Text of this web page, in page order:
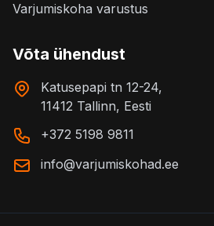
Varjumiskoha varustus
Võta ühendust
Katusepapi tn 12-24,
11412 Tallinn, Eesti
+372 5198 9811
info@varjumiskohad.ee